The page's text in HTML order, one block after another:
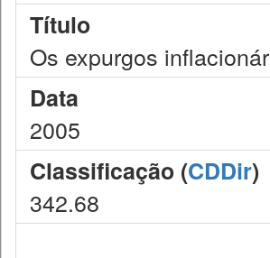
Título
Os expurgos
Data
2005
Classificação (CDDir)
342.68